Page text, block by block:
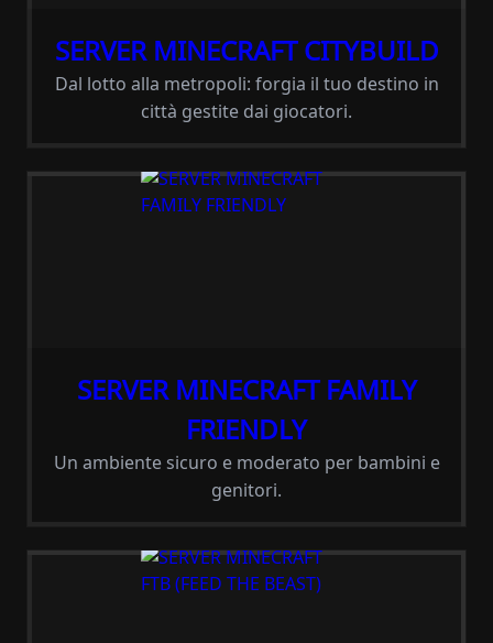
SERVER MINECRAFT CITYBUILD
Dal lotto alla metropoli: forgia il tuo destino in
città gestite dai giocatori.
SERVER MINECRAFT FAMILY
FRIENDLY
Un ambiente sicuro e moderato per bambini e
genitori.